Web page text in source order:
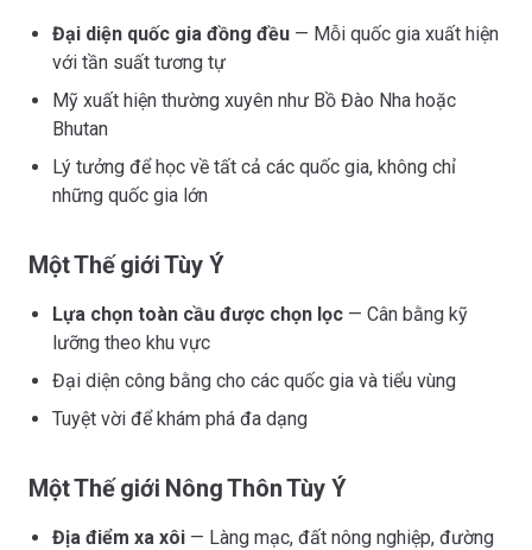
Đại diện quốc gia đồng đều — Mỗi quốc gia xuất hiện
với tần suất tương tự
Mỹ xuất hiện thường xuyên như Bồ Đào Nha hoặc
Bhutan
Lý tưởng để học về tất cả các quốc gia, không chỉ
những quốc gia lớn
Một Thế giới Tùy Ý
Lựa chọn toàn cầu được chọn lọc — Cân bằng kỹ
lưỡng theo khu vực
Đại diện công bằng cho các quốc gia và tiểu vùng
Tuyệt vời để khám phá đa dạng
Một Thế giới Nông Thôn Tùy Ý
Địa điểm xa xôi — Làng mạc, đất nông nghiệp, đường